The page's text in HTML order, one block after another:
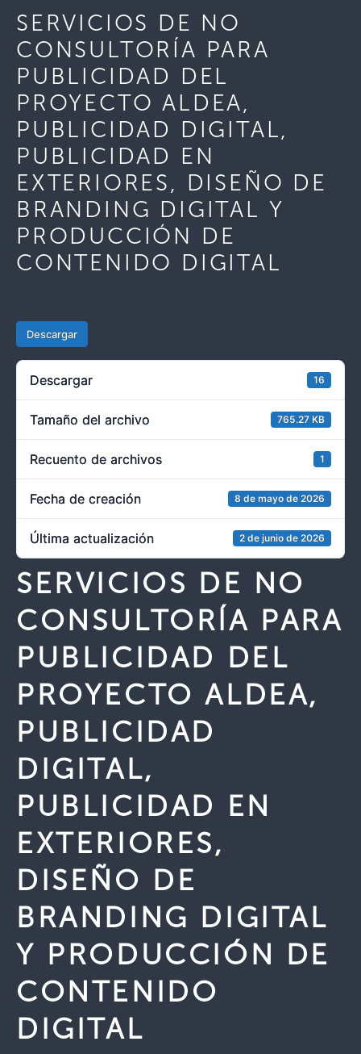
SERVICIOS DE NO
CONSULTORÍA PARA
PUBLICIDAD DEL
PROYECTO ALDEA,
PUBLICIDAD DIGITAL,
PUBLICIDAD EN
EXTERIORES, DISEÑO DE
BRANDING DIGITAL Y
PRODUCCIÓN DE
CONTENIDO DIGITAL
Descargar
Descargar 16
Tamaño del archivo 765.27 KB
Recuento de archivos 1
Fecha de creación 8 de mayo de 2026
Última actualización 2 de junio de 2026
SERVICIOS DE NO
CONSULTORÍA PARA
PUBLICIDAD DEL
PROYECTO ALDEA,
PUBLICIDAD
DIGITAL,
PUBLICIDAD EN
EXTERIORES,
DISEÑO DE
BRANDING DIGITAL
Y PRODUCCIÓN DE
CONTENIDO
DIGITAL